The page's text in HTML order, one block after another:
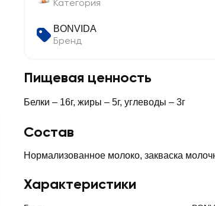
Категория
BONVIDA
Бренд
Пищевая ценность
Белки – 16г, жиры – 5г, углеводы – 3г
Состав
Нормализованное молоко, закваска
Характеристики